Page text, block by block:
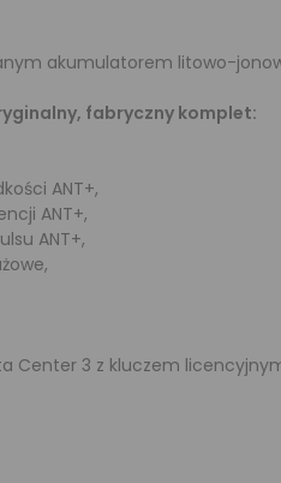
akumulatorem litowo-
fabryczny komplet:
ANT+,
ANT+,
ANT+,
Center 3 z kluczem